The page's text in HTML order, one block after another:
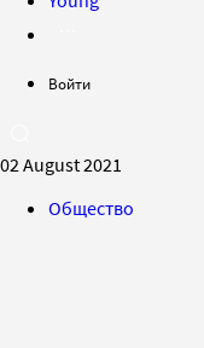
Войти
02 August 2021
Общество